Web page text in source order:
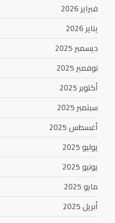
فبراير 2026
يناير 2026
ديسمبر 2025
نوفمبر 2025
أكتوبر 2025
سبتمبر 2025
أغسطس 2025
يوليو 2025
يونيو 2025
مايو 2025
أبريل 2025